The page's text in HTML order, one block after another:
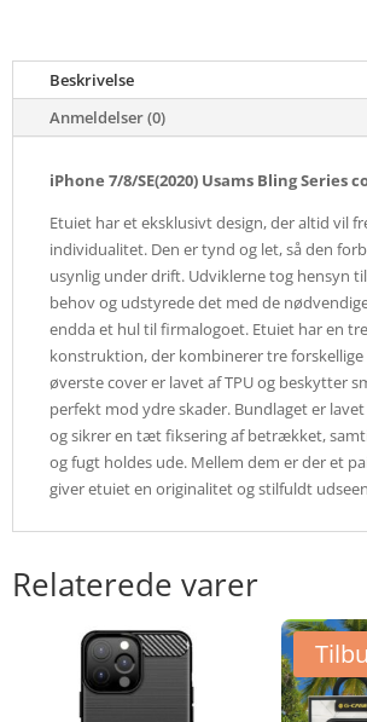
Beskrivelse
Anmeldelser (0)
iPhone 7/8/SE(2020) Usams Bling Series
Etuiet har et eksklusivt design, der altid vil
individualitet. Den er tynd og let, så den
usynlig under drift. Udviklerne tog hensyn
behov og udstyrede det med de
endda et hul til firmalogoet. Etuiet har en
konstruktion, der kombinerer tre forskellige
øverste cover er lavet af TPU og beskytter
perfekt mod ydre skader. Bundlaget er
og sikrer en tæt fiksering af betrækket,
og fugt holdes ude. Mellem dem er der et
giver etuiet en originalitet og stilfuldt
Relaterede varer